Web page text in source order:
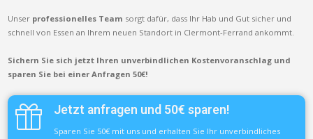
Unser professionelles Team sorgt dafür, dass Ihr Hab und Gut sicher und
schnell von Essen an Ihrem neuen Standort in Clermont-Ferrand ankommt.
Sichern Sie sich jetzt Ihren unverbindlichen Kostenvoranschlag und
sparen Sie bei einer Anfragen 50€!
Jetzt anfragen und 50€ sparen!
Sparen Sie 50€ mit uns und erhalten Sie Ihr unverbindliches